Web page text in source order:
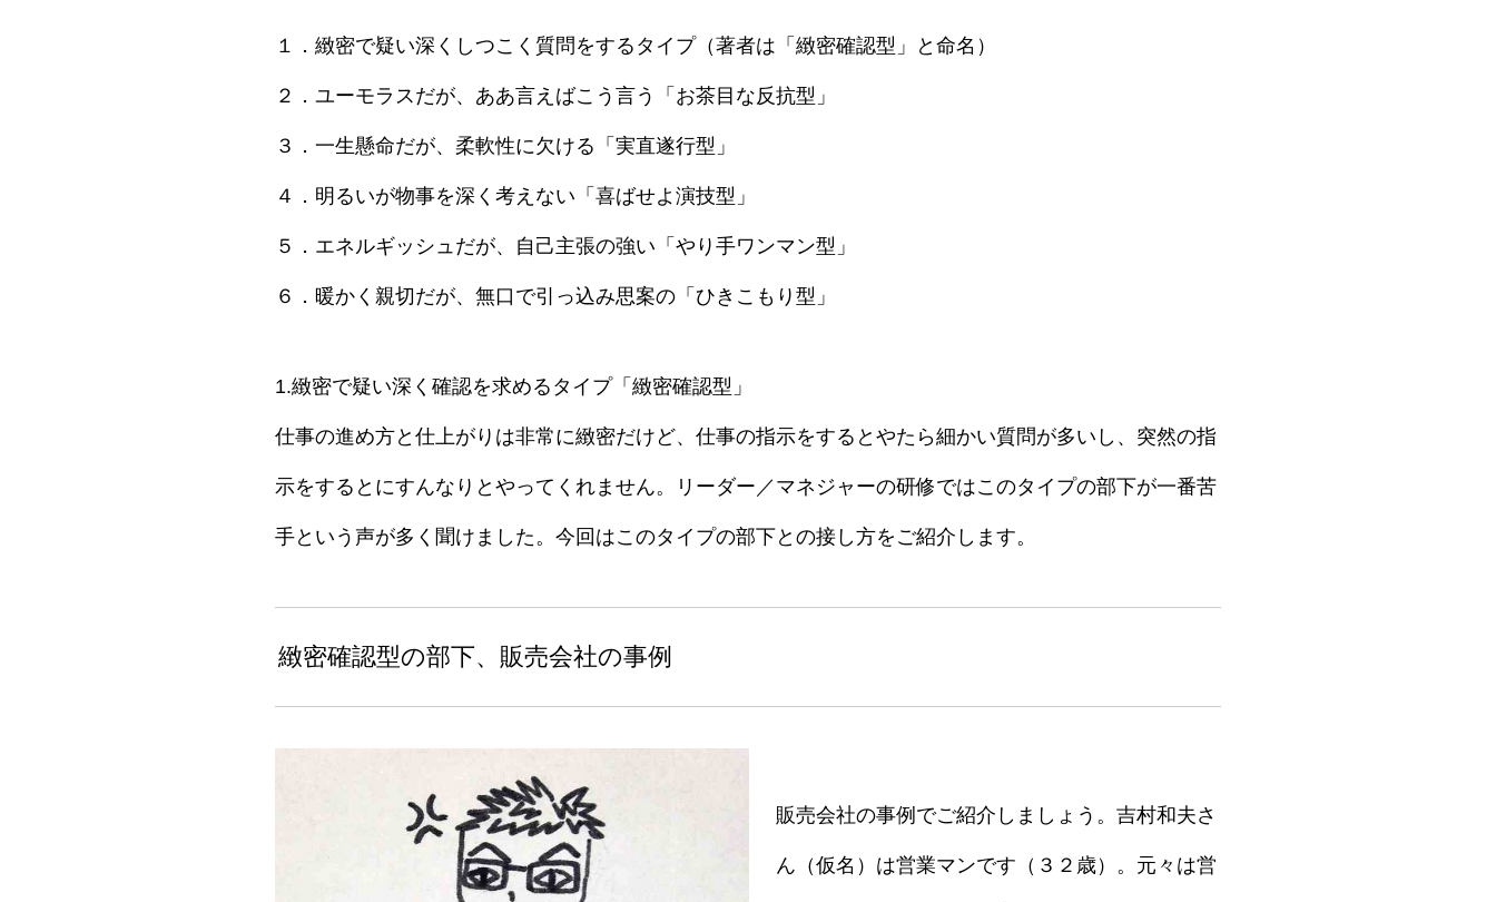
１．緻密で疑い深くしつこく質問をするタイプ（著者は「緻密確認型」と命名）
２．ユーモラスだが、ああ言えばこう言う「お茶目な反抗型」
３．一生懸命だが、柔軟性に欠ける「実直遂行型」
４．明るいが物事を深く考えない「喜ばせよ演技型」
５．エネルギッシュだが、自己主張の強い「やり手ワンマン型」
６．暖かく親切だが、無口で引っ込み思案の「ひきこもり型」
1.緻密で疑い深く確認を求めるタイプ「緻密確認型」
仕事の進め方と仕上がりは非常に緻密だけど、仕事の指示をするとやたら細かい質問が多いし、突然の指
示をするとにすんなりとやってくれません。リーダー／マネジャーの研修ではこのタイプの部下が一番苦
手という声が多く聞けました。今回はこのタイプの部下との接し方をご紹介します。
緻密確認型の部下、販売会社の事例
販売会社の事例でご紹介しましょう。吉村和夫さ
ん（仮名）は営業マンです（３２歳）。元々は営